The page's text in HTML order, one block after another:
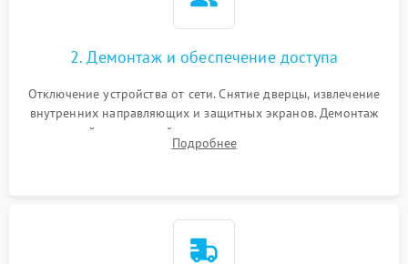
2. Демонтаж и обеспечение доступа
Отключение устройства от сети. Снятие дверцы, извлечение
внутренних направляющих и защитных экранов. Демонтаж
задней или верхней панели для прямого доступа к
нагревательным элементам, плате и вентиляторам.
Подробнее